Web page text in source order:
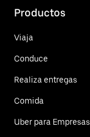
Productos
Viaja
Conduce
Realiza entregas
Comida
Uber para Empresas